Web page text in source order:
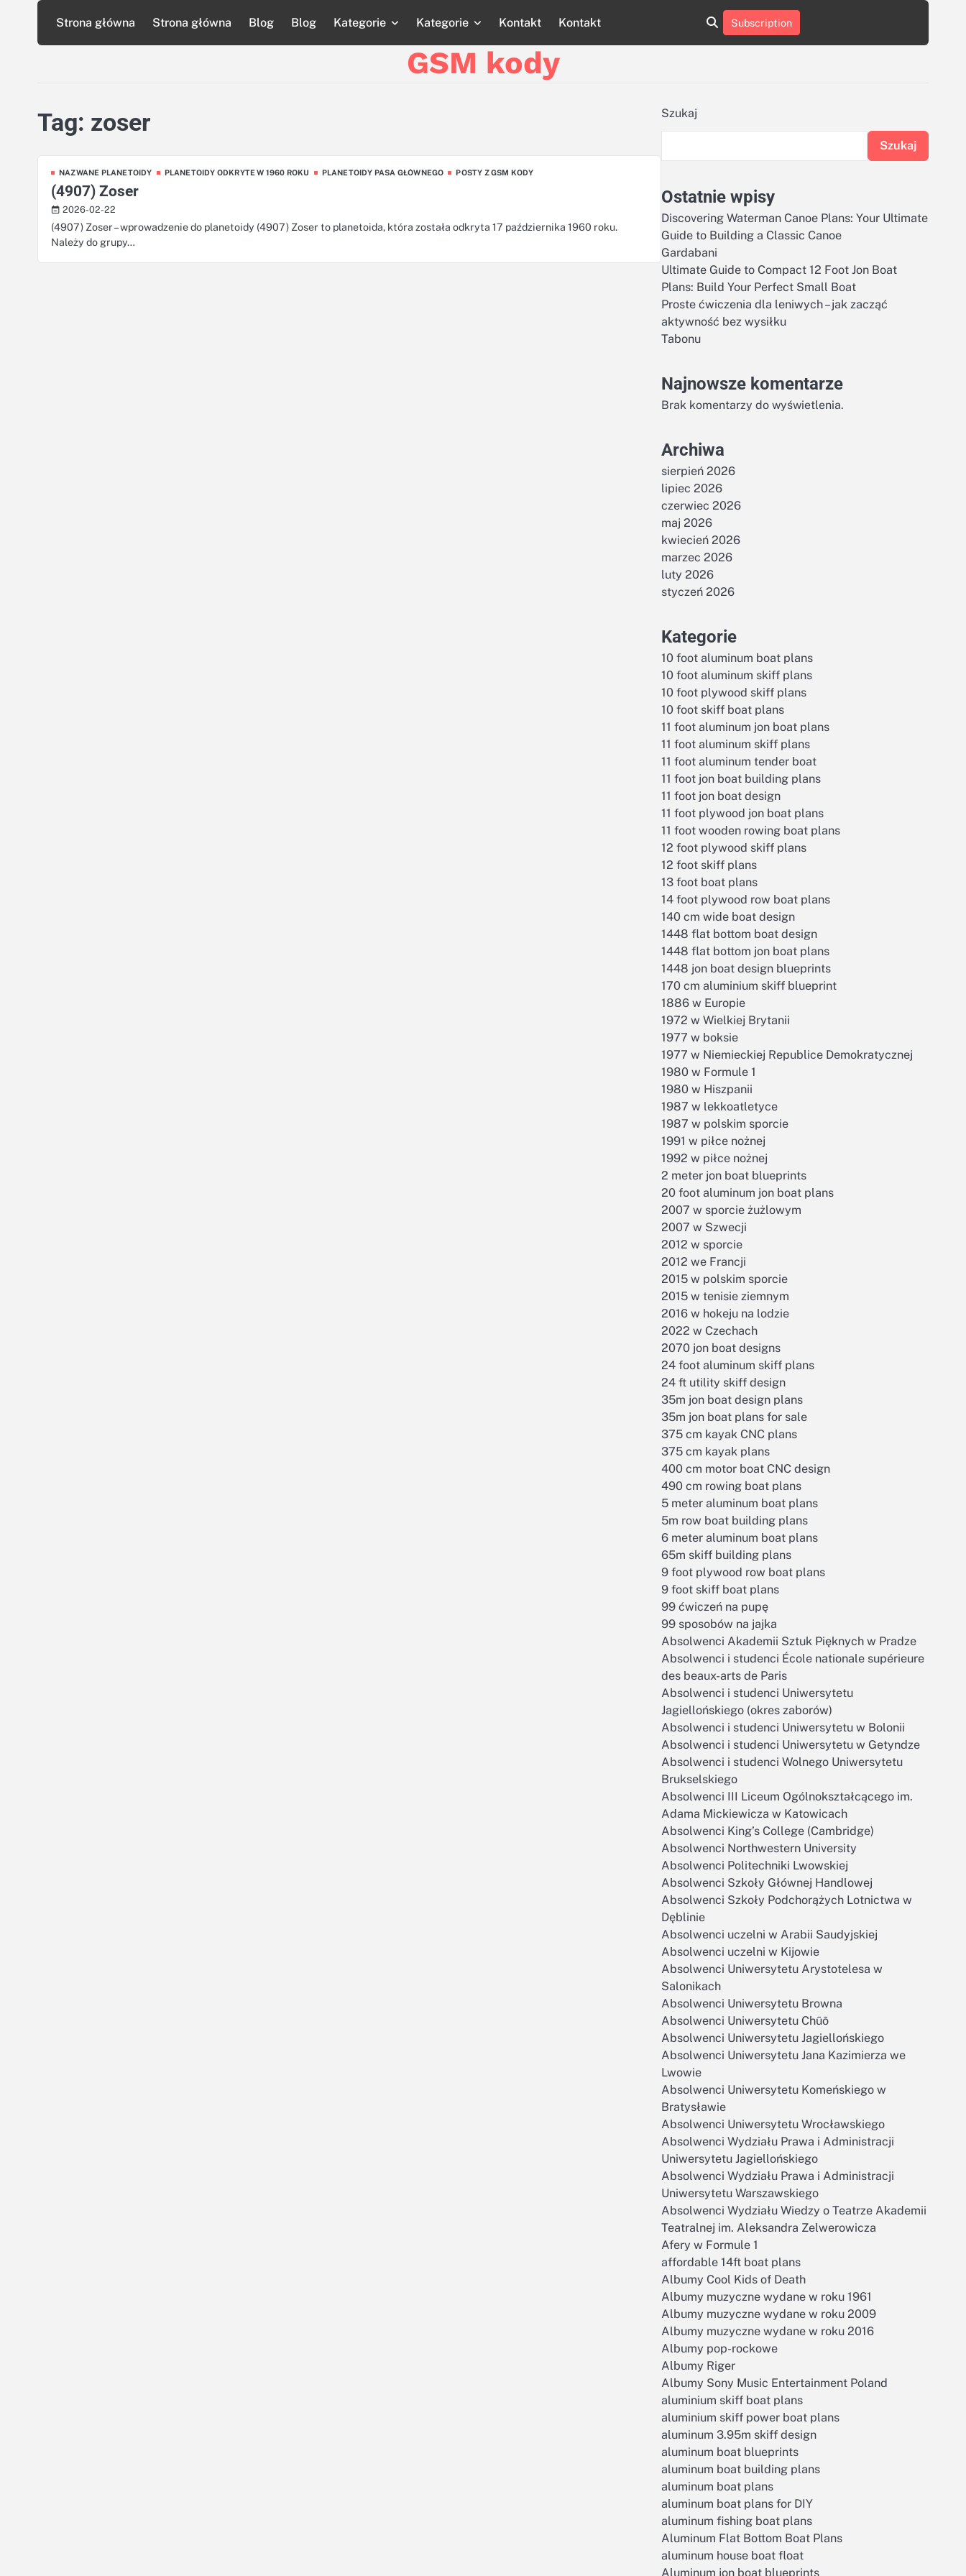
content
Strona główna Strona główna Blog Blog Kategorie Kategorie Kontakt Kontakt
główna
główna
aluminumboatplans.com
aluminumboatplans.com
Kontakt
Kontakt
Subscription
GSM kody
Tag: zoser
NAZWANE PLANETOIDY PLANETOIDY ODKRYTE W 1960 ROKU PLANETOIDY PASA GŁÓWNEGO POSTY Z GSM KODY
(4907) Zoser
2026-02-22
(4907) Zoser – wprowadzenie do planetoidy (4907) Zoser to planetoida, która została odkryta 17 października 1960 roku.
Należy do grupy…
Szukaj
Szukaj
Ostatnie wpisy
Discovering Waterman Canoe Plans: Your Ultimate
Guide to Building a Classic Canoe
Gardabani
Ultimate Guide to Compact 12 Foot Jon Boat
Plans: Build Your Perfect Small Boat
Proste ćwiczenia dla leniwych – jak zacząć
aktywność bez wysiłku
Tabonu
Najnowsze komentarze
Brak komentarzy do wyświetlenia.
Archiwa
sierpień 2026
lipiec 2026
czerwiec 2026
maj 2026
kwiecień 2026
marzec 2026
luty 2026
styczeń 2026
Kategorie
10 foot aluminum boat plans
10 foot aluminum skiff plans
10 foot plywood skiff plans
10 foot skiff boat plans
11 foot aluminum jon boat plans
11 foot aluminum skiff plans
11 foot aluminum tender boat
11 foot jon boat building plans
11 foot jon boat design
11 foot plywood jon boat plans
11 foot wooden rowing boat plans
12 foot plywood skiff plans
12 foot skiff plans
13 foot boat plans
14 foot plywood row boat plans
140 cm wide boat design
1448 flat bottom boat design
1448 flat bottom jon boat plans
1448 jon boat design blueprints
170 cm aluminium skiff blueprint
1886 w Europie
1972 w Wielkiej Brytanii
1977 w boksie
1977 w Niemieckiej Republice Demokratycznej
1980 w Formule 1
1980 w Hiszpanii
1987 w lekkoatletyce
1987 w polskim sporcie
1991 w piłce nożnej
1992 w piłce nożnej
2 meter jon boat blueprints
20 foot aluminum jon boat plans
2007 w sporcie żużlowym
2007 w Szwecji
2012 w sporcie
2012 we Francji
2015 w polskim sporcie
2015 w tenisie ziemnym
2016 w hokeju na lodzie
2022 w Czechach
2070 jon boat designs
24 foot aluminum skiff plans
24 ft utility skiff design
35m jon boat design plans
35m jon boat plans for sale
375 cm kayak CNC plans
375 cm kayak plans
400 cm motor boat CNC design
490 cm rowing boat plans
5 meter aluminum boat plans
5m row boat building plans
6 meter aluminum boat plans
65m skiff building plans
9 foot plywood row boat plans
9 foot skiff boat plans
99 ćwiczeń na pupę
99 sposobów na jajka
Absolwenci Akademii Sztuk Pięknych w Pradze
Absolwenci i studenci École nationale supérieure
des beaux-arts de Paris
Absolwenci i studenci Uniwersytetu
Jagiellońskiego (okres zaborów)
Absolwenci i studenci Uniwersytetu w Bolonii
Absolwenci i studenci Uniwersytetu w Getyndze
Absolwenci i studenci Wolnego Uniwersytetu
Brukselskiego
Absolwenci III Liceum Ogólnokształcącego im.
Adama Mickiewicza w Katowicach
Absolwenci King’s College (Cambridge)
Absolwenci Northwestern University
Absolwenci Politechniki Lwowskiej
Absolwenci Szkoły Głównej Handlowej
Absolwenci Szkoły Podchorążych Lotnictwa w
Dęblinie
Absolwenci uczelni w Arabii Saudyjskiej
Absolwenci uczelni w Kijowie
Absolwenci Uniwersytetu Arystotelesa w
Salonikach
Absolwenci Uniwersytetu Browna
Absolwenci Uniwersytetu Chūō
Absolwenci Uniwersytetu Jagiellońskiego
Absolwenci Uniwersytetu Jana Kazimierza we
Lwowie
Absolwenci Uniwersytetu Komeńskiego w
Bratysławie
Absolwenci Uniwersytetu Wrocławskiego
Absolwenci Wydziału Prawa i Administracji
Uniwersytetu Jagiellońskiego
Absolwenci Wydziału Prawa i Administracji
Uniwersytetu Warszawskiego
Absolwenci Wydziału Wiedzy o Teatrze Akademii
Teatralnej im. Aleksandra Zelwerowicza
Afery w Formule 1
affordable 14ft boat plans
Albumy Cool Kids of Death
Albumy muzyczne wydane w roku 1961
Albumy muzyczne wydane w roku 2009
Albumy muzyczne wydane w roku 2016
Albumy pop-rockowe
Albumy Riger
Albumy Sony Music Entertainment Poland
aluminium skiff boat plans
aluminium skiff power boat plans
aluminum 3.95m skiff design
aluminum boat blueprints
aluminum boat building plans
aluminum boat plans
aluminum boat plans for DIY
aluminum fishing boat plans
Aluminum Flat Bottom Boat Plans
aluminum house boat float
Aluminum jon boat blueprints